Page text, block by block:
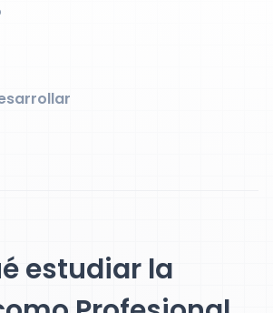
estudiar la